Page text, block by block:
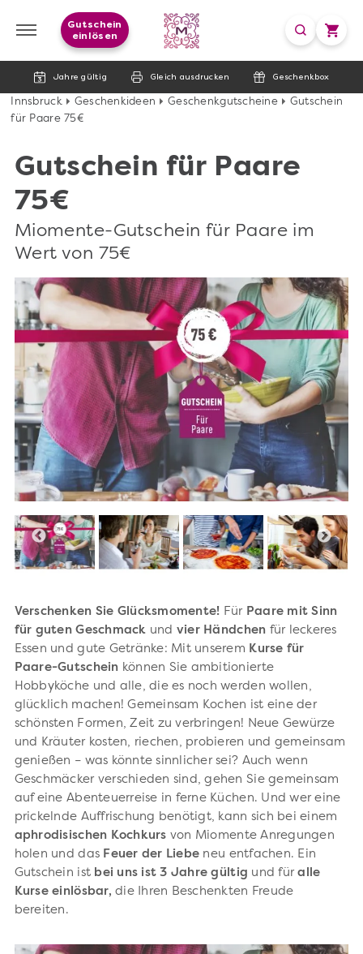
Jahre gültig Gleich ausdrucken Geschenkbox
Gutschein
einlösen
Innsbruck Geschenkideen Geschenkgutscheine
Gutschein
für Paare 75€
Gutschein für Paare
75€
Miomente-Gutschein für Paare im
Wert von 75€
Verschenken Sie Glücksmomente! Für Paare mit Sinn
für guten Geschmack und vier Händchen für leckeres
Essen und gute Getränke: Mit unserem Kurse für
Paare-Gutschein können Sie ambitionierte
Hobbyköche und alle, die es noch werden wollen,
glücklich machen!Gemeinsam Kochen ist eine der
schönsten Formen, Zeit zu verbringen! Neue Gewürze
und Kräuter kosten, riechen, probieren und gemeinsam
genießen – was könnte sinnlicher sei? Auch wenn
Geschmäcker verschieden sind, gehen Sie gemeinsam
auf eine Abenteuerreise in ferne Küchen. Und wer eine
prickelnde Auffrischung benötigt, kann sich bei einem
aphrodisischen Kochkurs von Miomente Anregungen
holen und das Feuer der Liebe neu entfachen. Ein
Gutschein ist bei uns ist 3 Jahre gültig und füralle
Kurse einlösbar, die Ihren Beschenkten Freude
bereiten.